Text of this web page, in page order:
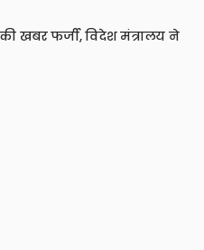
खबर फर्जी, विदेश मंत्रालय ने